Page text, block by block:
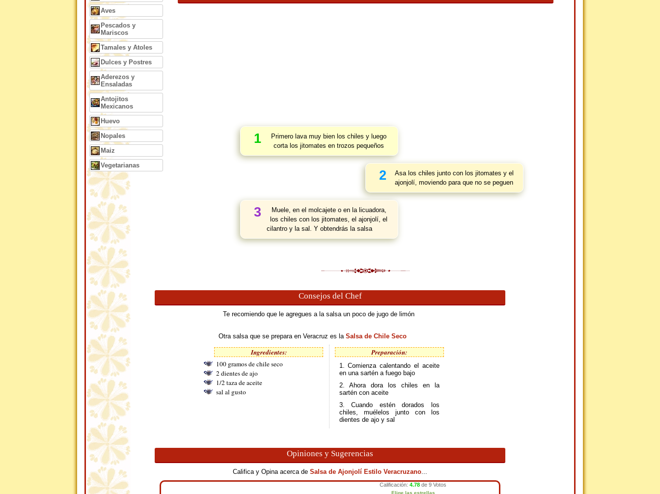
1
Primero lava muy bien los chiles y luego
corta los jitomates en trozos pequeños
2
Asa los chiles junto con los jitomates y el
ajonjolí, moviendo para que no se peguen
3
Muele, en el molcajete o en la licuadora,
los chiles con los jitomates, el ajonjolí, el
cilantro y la sal. Y obtendrás la salsa
Aves
Pescados y
Mariscos
Tamales y Atoles
Dulces y Postres
Aderezos y
Ensaladas
Antojitos
Mexicanos
Huevo
Nopales
Maiz
Vegetarianas
Consejos del Chef
Te recomiendo que le agregues a la salsa un poco de jugo de limón
Otra salsa que se prepara en Veracruz es la Salsa de Chile Seco
Ingredientes:
100 gramos de chile seco
2 dientes de ajo
1/2 taza de aceite
sal al gusto
Preparación:
1. Comienza calentando el aceite
en una sartén a fuego bajo
2. Ahora dora los chiles en la
sartén con aceite
3. Cuando estén dorados los
chiles, muélelos junto con los
dientes de ajo y sal
Opiniones y Sugerencias
Califica y Opina acerca de Salsa de Ajonjolí Estilo Veracruzano...